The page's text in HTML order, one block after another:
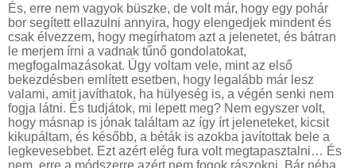
És, erre nem vagyok büszke, de volt már, hogy egy pohár
bor segített ellazulni annyira, hogy elengedjek mindent és
csak élvezzem, hogy megírhatom azt a jelenetet, és bátran
le merjem írni a vadnak tűnő gondolatokat,
megfogalmazásokat. Úgy voltam vele, mint az első
bekezdésben említett esetben, hogy legalább már lesz
valami, amit javíthatok, ha hülyeség is, a végén senki nem
fogja látni. És tudjátok, mi lepett meg? Nem egyszer volt,
hogy másnap is jónak találtam az így írt jeleneteket, kicsit
kikupáltam, és később, a béták is azokba javítottak bele a
legkevesebbet. Ezt azért elég fura volt megtapasztalni… És
nem, erre a módszerre azért nem fogok rászokni. Bár néha